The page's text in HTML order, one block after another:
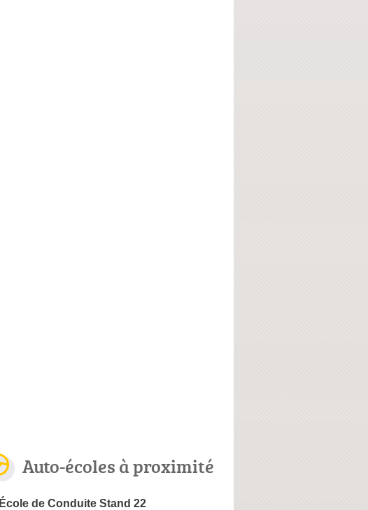
Auto-écoles à proximité
École de Conduite Stand 22